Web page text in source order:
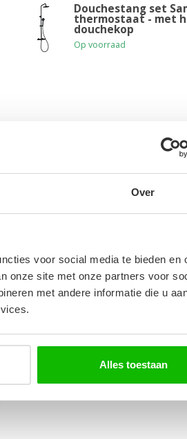
Over
voor social media te bieden en
onze site met onze partners voor
met andere informatie die u
Alles toestaan
laag Douchestang set
thermostaat - met
douchekop
Op voorraad